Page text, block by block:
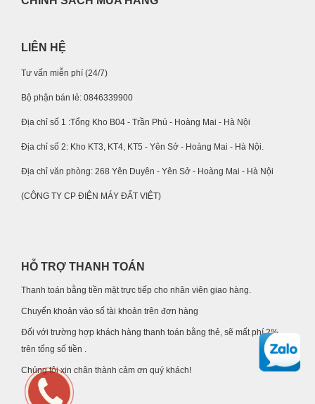
LIÊN HỆ
Tư vấn miễn phí (24/7)
Bộ phận bán lẻ: 0846339900
Địa chỉ số 1 :Tổng Kho B04 - Trần Phú - Hoàng Mai - Hà Nội
Địa chỉ số 2: Kho KT3, KT4, KT5 - Yên Sở - Hoàng Mai - Hà Nội.
Địa chỉ văn phòng: 268 Yên Duyên - Yên Sở - Hoàng Mai - Hà Nội
(CÔNG TY CP ĐIỆN MÁY ĐẤT VIỆT)
HỖ TRỢ THANH TOÁN
Thanh toán bằng tiền mặt trực tiếp cho nhân viên giao hàng.
Chuyển khoản vào số tài khoản trên đơn hàng
Đối với trường hợp khách hàng thanh toán bằng thẻ, sẽ mất phí 2%
trên tổng số tiền .
Chúng tôi xin chân thành cảm ơn quý khách!